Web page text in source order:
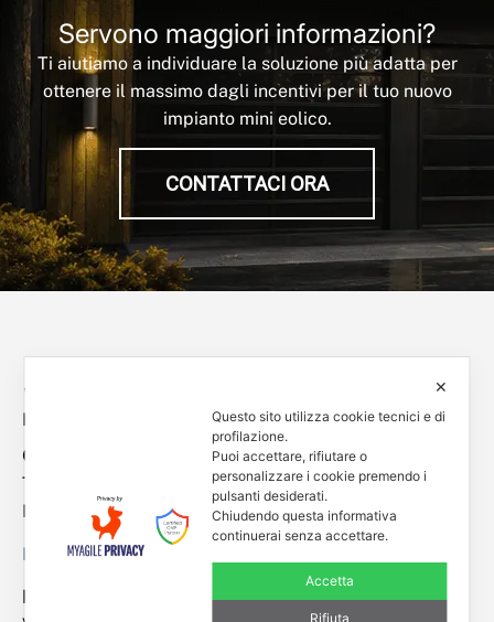
Servono maggiori informazioni?
Ti aiutiamo a individuare la soluzione più adatta per
ottenere il massimo dagli incentivi per il tuo nuovo
impianto mini eolico.
CONTATTACI ORA
Empowered by
Contacts
Tel. +39 0444 401001
E-mail: info@enessere.com
Legal Notes, Privacy, Cookies
ENESSERE S.r.l.
✕
Questo sito utilizza cookie tecnici e di
profilazione.
Puoi accettare, rifiutare o
personalizzare i cookie premendo i
pulsanti desiderati.
Chiudendo questa informativa
continuerai senza accettare.
Accetta
Rifiuta